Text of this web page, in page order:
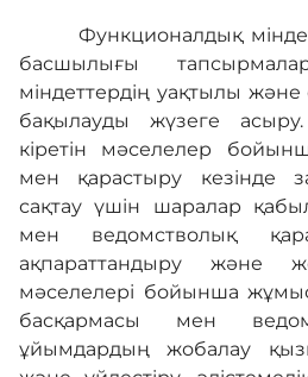
Қызмет
Кері байланыс
Адалдық алаңы
Нашар
арналған нұсқа
Функционалдық
басшылығы
міндеттердің уақтылы
бақылауды жүзеге
кіретін мәселелер
мен қарастыру кезінде
сақтау үшін шаралар
мен ведомстволық
ақпараттандыру және
мәселелері бойынша
басқармасы мен
ұйымдардың жобалау